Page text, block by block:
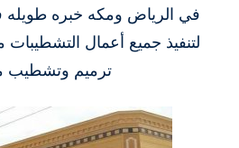
في الرياض ومكه خبره طويله
لتنفيذ جميع أعمال
ترميم وتشطيب